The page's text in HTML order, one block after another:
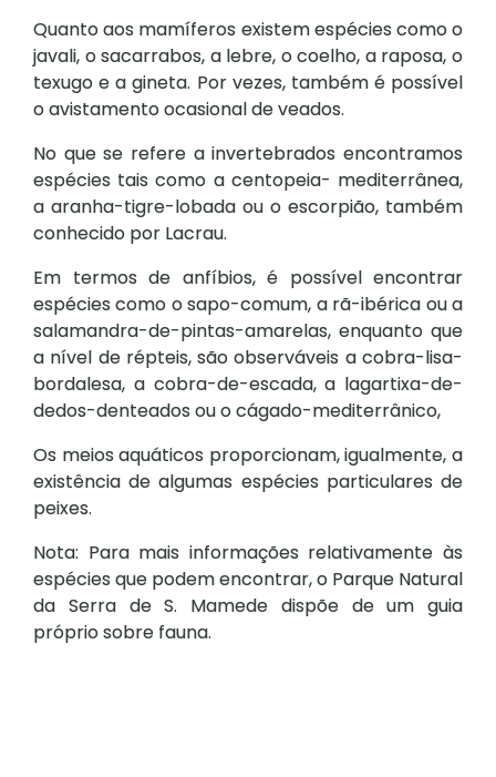
Quanto aos mamíferos existem espécies como o
javali, o sacarrabos, a lebre, o coelho, a raposa, o
texugo e a gineta. Por vezes, também é possível
o avistamento ocasional de veados.
No que se refere a invertebrados encontramos
espécies tais como a centopeia- mediterrânea,
a aranha-tigre-lobada ou o escorpião, também
conhecido por Lacrau.
Em termos de anfíbios, é possível encontrar
espécies como o sapo-comum, a rã-ibérica ou a
salamandra-de-pintas-amarelas, enquanto que
a nível de répteis, são observáveis a cobra-lisa-
bordalesa, a cobra-de-escada, a lagartixa-de-
dedos-denteados ou o cágado-mediterrânico,
Os meios aquáticos proporcionam, igualmente, a
existência de algumas espécies particulares de
peixes.
Nota: Para mais informações relativamente às
espécies que podem encontrar, o Parque Natural
da Serra de S. Mamede dispõe de um guia
próprio sobre fauna.